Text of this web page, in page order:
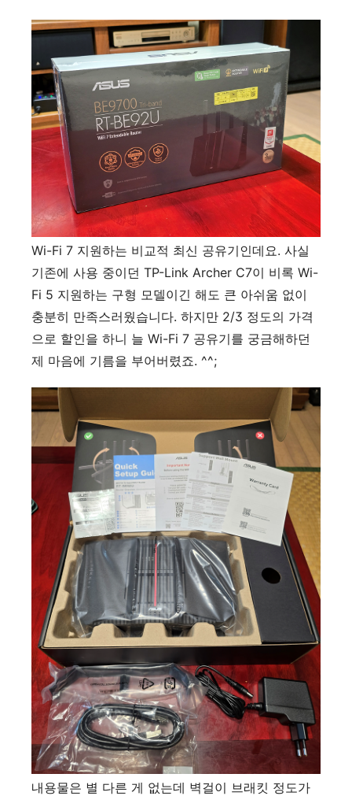
Wi-Fi 7 지원하는 비교적 최신 공유기인데요. 사실
기존에 사용 중이던 TP-Link Archer C7이 비록 Wi-
Fi 5 지원하는 구형 모델이긴 해도 큰 아쉬움 없이
충분히 만족스러웠습니다. 하지만 2/3 정도의 가격
으로 할인을 하니 늘 Wi-Fi 7 공유기를 궁금해하던
제 마음에 기름을 부어버렸죠. ^^;
내용물은 별 다른 게 없는데 벽걸이 브래킷 정도가